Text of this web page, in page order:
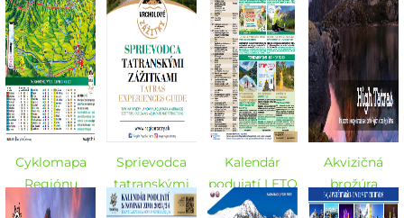
Cyklomapa
Regiónu
Vysoké Tatry -
Sprievodca
tatranskými
zážitkami -
Kalendár
podujatí LETO
2024
Akvizičná
brožúra
Vysoké Tatry -